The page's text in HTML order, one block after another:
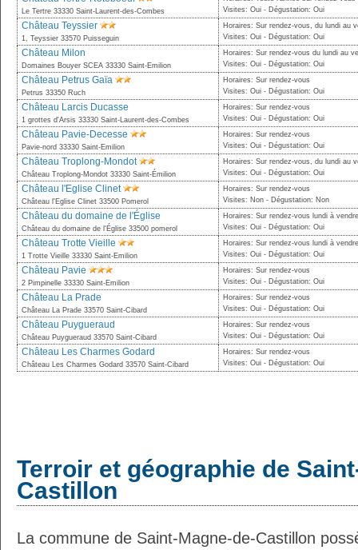
Le Tertre 33330 Saint-Laurent-des-Combes
Visites: Oui - Dégustation: Oui
Château Teyssier
1, Teyssier 33570 Puisseguin
Horaires: Sur rendez-vous, du lundi au
Visites: Oui - Dégustation: Oui
Château Milon
Domaines Bouyer SCEA 33330 Saint-Emilion
Horaires: Sur rendez-vous du lundi au
Visites: Oui - Dégustation: Oui
Château Petrus Gaïa
Petrus 33350 Ruch
Horaires: Sur rendez-vous
Visites: Oui - Dégustation: Oui
Château Larcis Ducasse
1 grottes d'Arsis 33330 Saint-Laurent-des-Combes
Horaires: Sur rendez-vous
Visites: Oui - Dégustation: Oui
Château Pavie-Decesse
Pavie-nord 33330 Saint-Emilion
Horaires: Sur rendez-vous
Visites: Oui - Dégustation: Oui
Château Troplong-Mondot
Château Troplong-Mondot 33330 Saint-Émilion
Horaires: Sur rendez-vous, du lundi au
Visites: Oui - Dégustation: Oui
Château l'Eglise Clinet
Château l'Eglise Clinet 33500 Pomerol
Horaires: Sur rendez-vous
Visites: Non - Dégustation: Non
Château du domaine de l'Église
Château du domaine de l'Église 33500 pomerol
Horaires: Sur rendez-vous lundi à
Visites: Oui - Dégustation: Oui
Château Trotte Vieille
1 Trotte Vieille 33330 Saint-Emilion
Horaires: Sur rendez-vous lundi à
Visites: Oui - Dégustation: Oui
Château Pavie
2 Pimpinelle 33330 Saint-Emilion
Horaires: Sur rendez-vous
Visites: Oui - Dégustation: Oui
Château La Prade
Château La Prade 33570 Saint-Cibard
Horaires: Sur rendez-vous
Visites: Oui - Dégustation: Oui
Château Puygueraud
Château Puygueraud 33570 Saint-Cibard
Horaires: Sur rendez-vous
Visites: Oui - Dégustation: Oui
Château Les Charmes Godard
Château Les Charmes Godard 33570 Saint-Cibard
Horaires: Sur rendez-vous
Visites: Oui - Dégustation: Oui
Terroir et géographie de
Castillon
La commune de Saint-Magne-de-Castillon